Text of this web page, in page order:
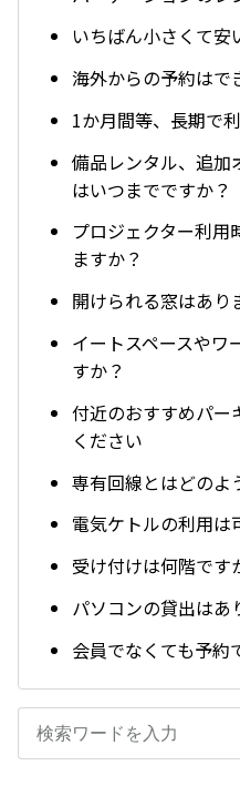
いちばん小さくて安
海外からの予約はで
1か月間等、長期で
備品レンタル、追加
はいつまでですか？
プロジェクター利用
ますか？
開けられる窓はあり
イートスペースやワ
すか？
付近のおすすめパー
ください
専有回線とはどのよ
電気ケトルの利用は
受け付けは何階です
パソコンの貸出はあ
会員でなくても予約